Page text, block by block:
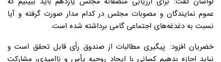
عموم نمایندگان و مصوبات مجلس در کدام مدار صورت گرفته و آیا
نسبت به دغدغه‌های اجتماعی گامی برداشته شده است.
خضریان افزود: پیگیری مطالبات از صندوق رأی قابل تحقق است و
نباید اجازه بدهیم کسانی با ایجاد روحیه یأس و ناامیدی، مشارکت